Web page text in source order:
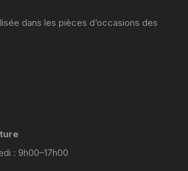
dans les pièces d’occasions des
: 9h00–17h00